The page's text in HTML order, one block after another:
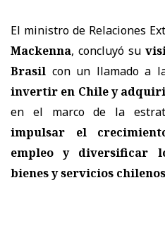
El ministro de Relaciones
Mackenna, concluyó su
Brasil con un llamado a
invertir en Chile y
en el marco de la
impulsar el
empleo y diversificar
bienes y servicios chilenos